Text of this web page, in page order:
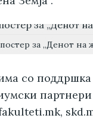
за „Денот на
со поддршка
партнери